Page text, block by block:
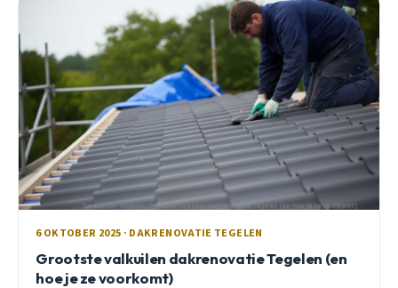
6 OKTOBER 2025 · DAKRENOVATIE TEGELEN
Grootste valkuilen dakrenovatie Tegelen (en
hoe je ze voorkomt)